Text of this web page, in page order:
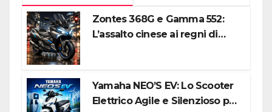
Zontes 368G e Gamma 552:
L’assalto cinese ai regni di
Yamaha NEO’S EV: Lo Scooter
Elettrico Agile e Silenzioso per